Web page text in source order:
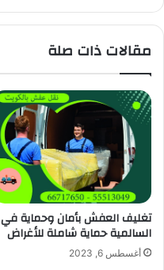
مقالات ذات صلة
تغليف العفش بأمان وحماية في
السالمية حماية شاملة للأغراض
أغسطس 6, 2023